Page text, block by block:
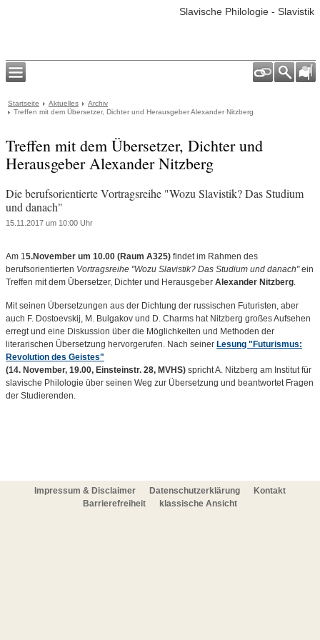
Slavische Philologie - Slavistik
Startseite Aktuelles
Archiv
Treffen mit dem Übersetzer, Dichter und Herausgeber Alexander Nitzberg
Treffen mit dem Übersetzer, Dichter und
Herausgeber Alexander Nitzberg
Die berufsorientierte Vortragsreihe "Wozu Slavistik? Das Studium
und danach"
15.11.2017 um 10:00 Uhr
Am 15.November um 10.00 (Raum A325) findet im Rahmen des
berufsorientierten Vortragsreihe "Wozu Slavistik? Das Studium und danach"ein
Treffen mit dem Übersetzer, Dichter und Herausgeber Alexander Nitzberg.
Mit seinen Übersetzungen aus der Dichtung der russischen Futuristen, aber
auch F. Dostoevskij, M. Bulgakov und D. Charms hat Nitzberg großes Aufsehen
erregt und eine Diskussion über die Möglichkeiten und Methoden der
literarischen Übersetzung hervorgerufen. Nach seiner Lesung "Futurismus:
Revolution des Geistes"
(14. November, 19.00, Einsteinstr. 28, MVHS) spricht A. Nitzberg am Institut für
slavische Philologie über seinen Weg zur Übersetzung und beantwortet Fragen
der Studierenden.
Impressum & Disclaimer Datenschutzerklärung
Kontakt
Barrierefreiheit
klassische Ansicht